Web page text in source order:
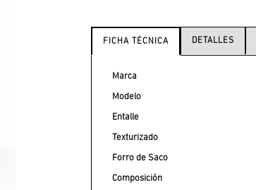
FICHA TÉCNICA DETALLES
Marca
Modelo
Entalle
Texturizado
Forro de Saco
Composición